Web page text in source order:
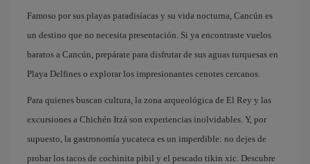
Famoso por sus playas paradisíacas y su vida nocturna, Cancún es
un destino que no necesita presentación. Si ya encontraste vuelos
baratos a Cancún, prepárate para disfrutar de sus aguas turquesas en
Playa Delfines o explorar los impresionantes cenotes cercanos.
Para quienes buscan cultura, la zona arqueológica de El Rey y las
excursiones a Chichén Itzá son experiencias inolvidables. Y, por
supuesto, la gastronomía yucateca es un imperdible: no dejes de
probar los tacos de cochinita pibil y el pescado tikin xic. Descubre